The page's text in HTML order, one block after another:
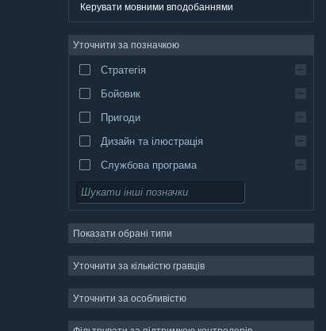
Керувати мовними вподобаннями
Уточнити за позначкою
Стратегія
Бойовик
Пригоди
Дизайн та ілюстрація
Службова програма
Вільний доступ
Масова багатокористувацька
Показати обрані типи
Уточнити за кількістю гравців
Уточнити за особливістю